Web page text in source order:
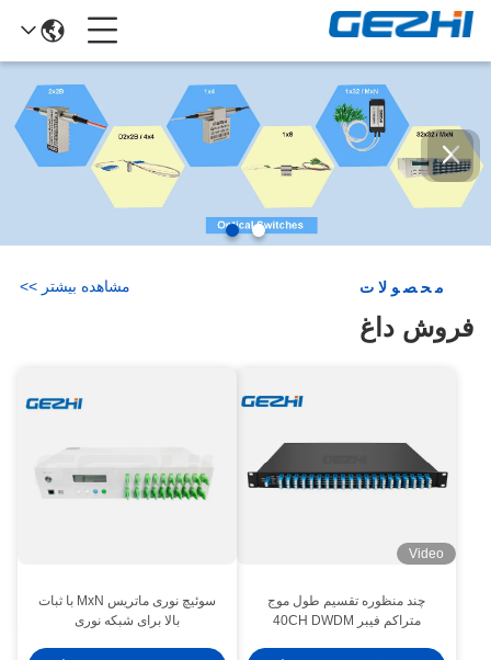
محصولات
فروش داغ
مشاهده بیشتر >
>
Video
چند منظوره تقسیم طول موج
متراکم فیبر 40CH DWDM
سوئیچ نوری ماتریس MxN با ثبات
بالا برای شبکه نوری